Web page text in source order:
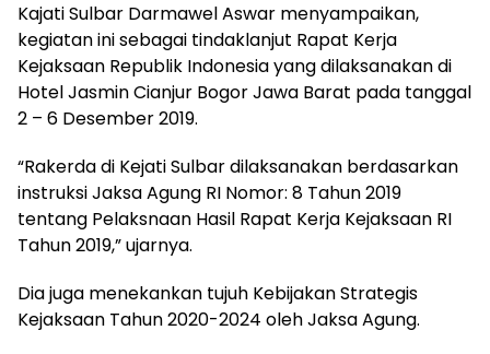
Kajati Sulbar Darmawel Aswar menyampaikan,
kegiatan ini sebagai tindaklanjut Rapat Kerja
Kejaksaan Republik Indonesia yang dilaksanakan di
Hotel Jasmin Cianjur Bogor Jawa Barat pada tanggal
2 – 6 Desember 2019.
“Rakerda di Kejati Sulbar dilaksanakan berdasarkan
instruksi Jaksa Agung RI Nomor: 8 Tahun 2019
tentang Pelaksnaan Hasil Rapat Kerja Kejaksaan RI
Tahun 2019,” ujarnya.
Dia juga menekankan tujuh Kebijakan Strategis
Kejaksaan Tahun 2020-2024 oleh Jaksa Agung.